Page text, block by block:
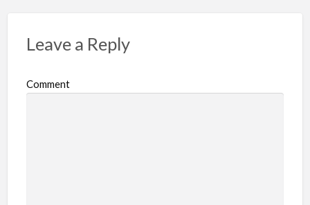
Leave a Reply
Comment